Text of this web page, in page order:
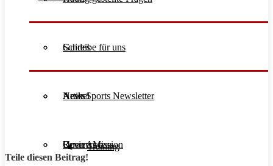
Schreibe für uns
Aesir Sports Newsletter
Unsere Mission
Guides
Training
Artikel
Reviews
News
Open Access
Teile diesen Beitrag!